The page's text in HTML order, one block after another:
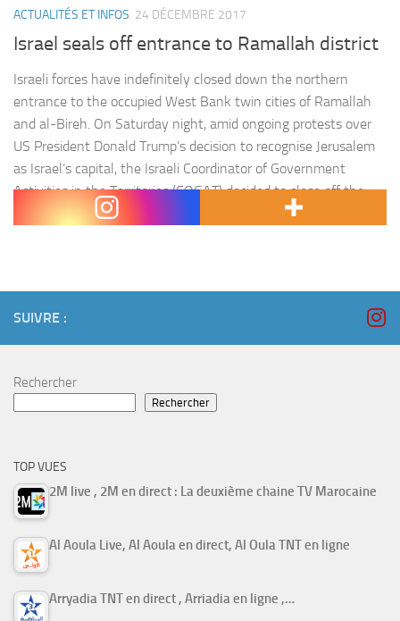
ACTUALITÉS ET INFOS 24 DÉCEMBRE 2017
Israel seals off entrance to Ramallah district
Israeli forces have indefinitely closed down the northern
entrance to the occupied West Bank twin cities of Ramallah
and al-Bireh. On Saturday night, amid ongoing protests over
US President Donald Trump’s decision to recognise Jerusalem
as Israel’s capital, the Israeli Coordinator of Government
Activities in the Territories (COGAT) decided to close off the
DCO checkpoint that…
SUIVRE :
Rechercher
Rechercher
TOP VUES
2M live , 2M en direct : La deuxième chaine TV Marocaine
Al Aoula Live, Al Aoula en direct, Al Oula TNT en ligne
Arryadia TNT en direct , Arriadia en ligne ,…